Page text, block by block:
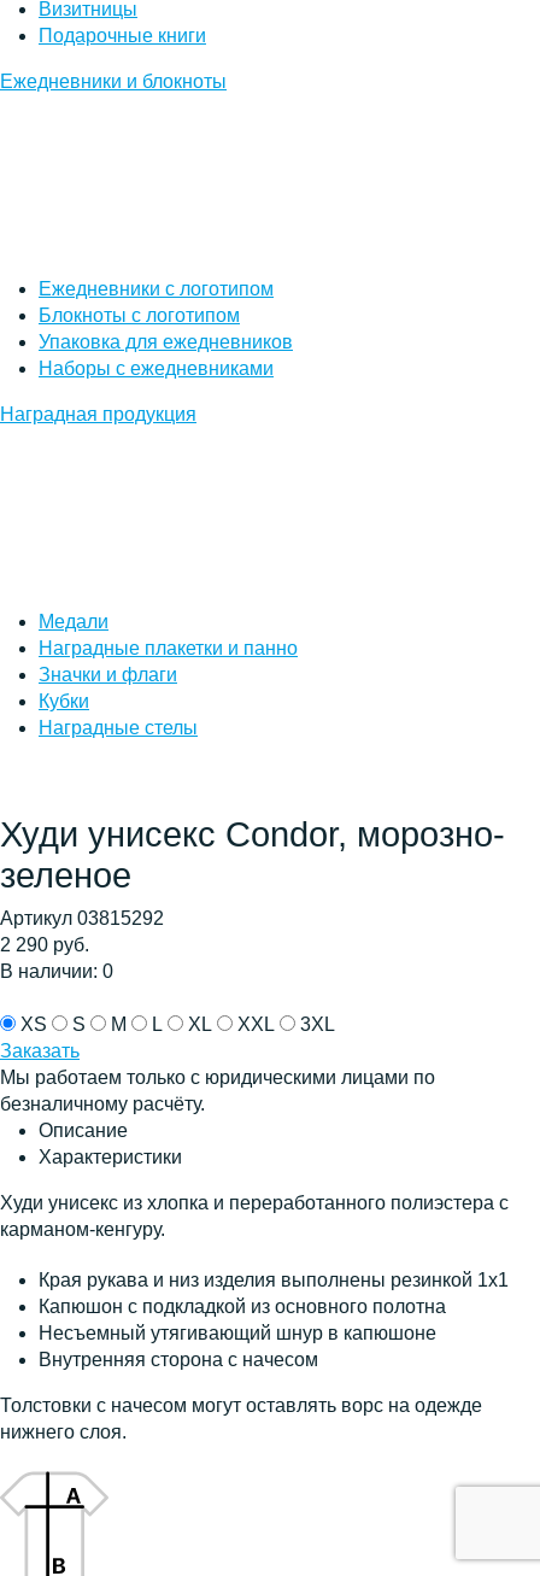
Визитницы
Подарочные книги
Ежедневники и блокноты
Ежедневники с логотипом
Блокноты с логотипом
Упаковка для ежедневников
Наборы с ежедневниками
Наградная продукция
Медали
Наградные плакетки и панно
Значки и флаги
Кубки
Наградные стелы
Худи унисекс Condor, морозно-
зеленое
Артикул 03815292
2 290 руб.
В наличии: 0
XS S M L XL XXL
3XL
Заказать
Мы работаем только с юридическими лицами по
безналичному расчёту.
Описание
Характеристики
Худи унисекс из хлопка и переработанного полиэстера с
карманом-кенгуру.
Края рукава и низ изделия выполнены резинкой 1х1
Капюшон с подкладкой из основного полотна
Несъемный утягивающий шнур в капюшоне
Внутренняя сторона с начесом
Толстовки с начесом могут оставлять ворс на одежде
нижнего слоя.